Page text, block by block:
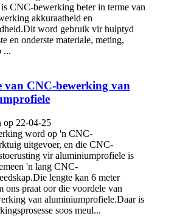
CNC-bewerking beter in terme van
akkuraatheid en
word gebruik vir hulptyd
en onderste materiale, meting,
...
van CNC-bewerking van
op 22-04-25
word op 'n CNC-
uitgevoer, en die CNC-
vir aluminiumprofiele is
'n lang CNC-
lengte kan 6 meter
ons praat oor die voordele van
van aluminiumprofiele.Daar is
soos meul...